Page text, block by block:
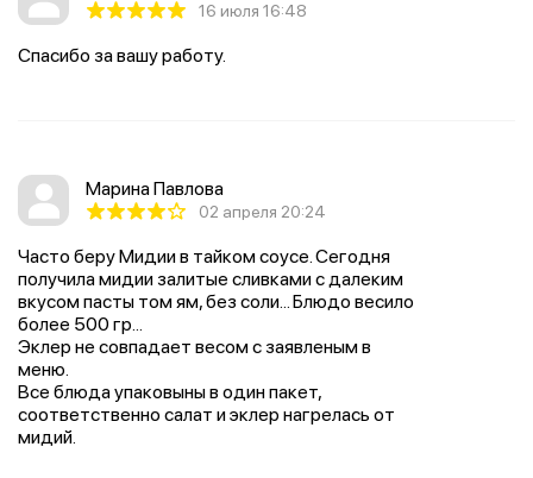
16 июля 16:48
Спасибо за вашу работу.
Марина Павлова
02 апреля 20:24
Часто беру Мидии в тайком соусе. Сегодня
получила мидии залитые сливками с далеким
вкусом пасты том ям, без соли... Блюдо весило
более 500 гр...
Эклер не совпадает весом с заявленым в
меню.
Все блюда упаковыны в один пакет,
соответственно салат и эклер нагрелась от
мидий.